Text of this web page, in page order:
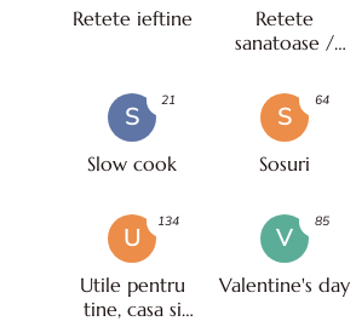
Retete ieftine
Retete
sanatoase /
S
Slow cook
21
S
Sosuri
64
U
Utile pentru
tine, casa si
134
V
Valentine's day
85